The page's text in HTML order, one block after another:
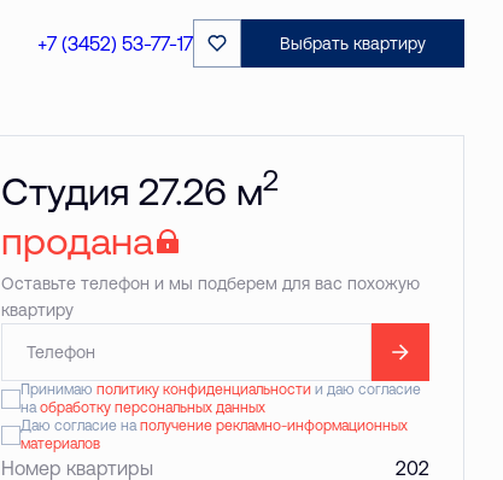
+7 (3452) 53-77-17 Выбрать квартиру
Студия 27.26 м2
продана
Оставьте телефон и мы подберем для вас похожую
квартиру
Принимаю политику конфиденциальностии даю согласие
наобработку персональных данных
Даю согласие наполучение рекламно-информационных
материалов
Номер квартиры 202